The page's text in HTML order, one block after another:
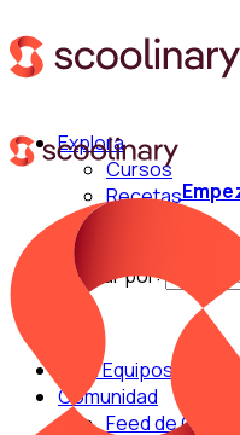
Explora
Cursos
Recetas
Buscar por:
Para Equipos
Comunidad
Feed de Cocina